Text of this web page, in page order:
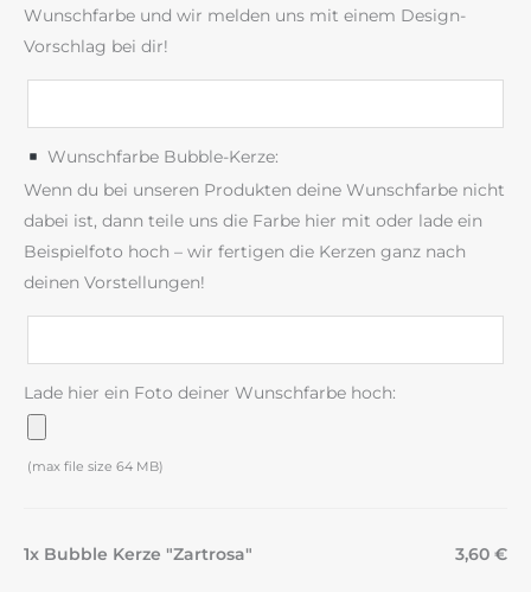
Wunschfarbe und wir melden uns mit einem Design-
Vorschlag bei dir!
Wunschfarbe Bubble-Kerze:
Wenn du bei unseren Produkten deine Wunschfarbe nicht
dabei ist, dann teile uns die Farbe hier mit oder lade ein
Beispielfoto hoch – wir fertigen die Kerzen ganz nach
deinen Vorstellungen!
Lade hier ein Foto deiner Wunschfarbe hoch:
(max file size 64 MB)
1x Bubble Kerze "Zartrosa" 3,60 €